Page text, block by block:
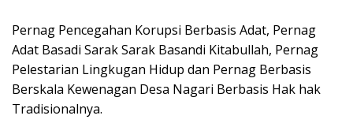
Pernag Pencegahan Korupsi Berbasis Adat, Pernag
Adat Basadi Sarak Sarak Basandi Kitabullah, Pernag
Pelestarian Lingkugan Hidup dan Pernag Berbasis
Berskala Kewenagan Desa Nagari Berbasis Hak hak
Tradisionalnya.